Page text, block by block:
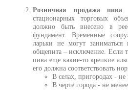
Розничная продажа пива
стационарных торговых
должно быть внесено в
фундамент. Временные
ларьки не могут
общепита – исключение. Если
пива еще какие-то крепкие
его должна соответствовать
В селах, пригородах -
В черте города - не